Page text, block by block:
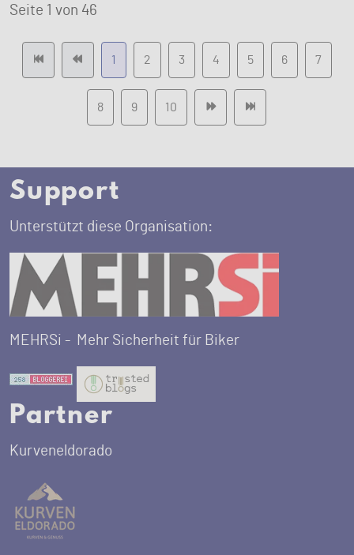
Seite 1 von 46
1 2 3 4 5 6 7
8 9 10
Support
Unterstützt diese Organisation:
MEHRSi - Mehr Sicherheit für Biker
Partner
Kurveneldorado